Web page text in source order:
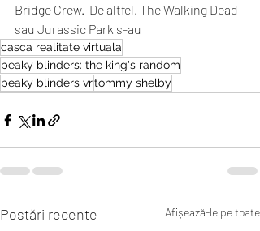
Bridge Crew.  De altfel, The Walking Dead
sau Jurassic Park s-au
casca realitate virtuala
peaky blinders: the king's random
peaky blinders vrtommy shelby
Postări recente Afișează-le pe toate